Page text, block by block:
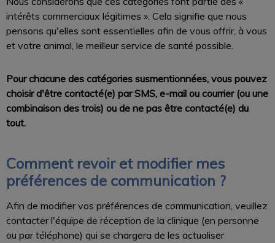
intérêts commerciaux légitimes ». Cela signifie que nous
pensons qu'elles sont essentielles afin de vous offrir, à vous
et votre animal, le meilleur service de santé possible.
Pour chacune des catégories susmentionnées, vous pouvez
choisir d'être contacté(e) par SMS, e-mail ou courrier (ou une
combinaison des trois) ou de ne pas être contacté(e) du
tout.
Comment revoir et modifier mes
préférences de communication ?
Afin de modifier vos préférences de communication, veuillez
contacter l'équipe de réception de la clinique (en personne
ou par téléphone) qui se chargera de les actualiser